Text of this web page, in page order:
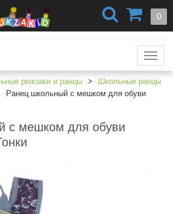
0
0550
Москва
+7 (812) 424-4251
рюкзаки и ранцы
Школьные ранцы
Ранец школьный с мешком для обуви
с мешком для обуви